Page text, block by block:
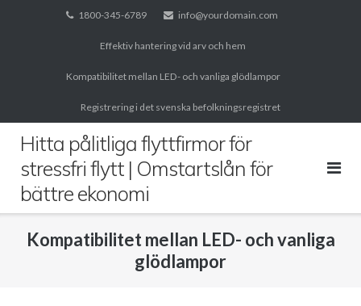
1800-345-6789 info@yourdomain.com
Effektiv hantering vid arv och hem
Kompatibilitet mellan LED- och vanliga glödlampor
Registrering i det svenska befolkningsregistret
Hitta pålitliga flyttfirmor för
stressfri flytt | Omstartslån för
bättre ekonomi
Kompatibilitet mellan LED- och vanliga
glödlampor